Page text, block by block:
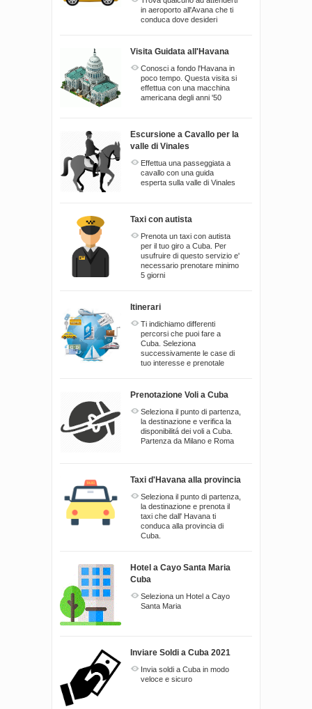
in aeroporto all'Avana che ti
conduca dove desideri
Visita Guidata all'Havana
Conosci a fondo l'Havana in
poco tempo. Questa visita si
effettua con una macchina
americana degli anni '50
Escursione a Cavallo per la
valle di Vinales
Effettua una passeggiata a
cavallo con una guida
esperta sulla valle di Vinales
Taxi con autista
Prenota un taxi con autista
per il tuo giro a Cuba. Per
usufruire di questo servizio e'
necessario prenotare minimo
5 giorni
Itinerari
Ti indichiamo differenti
percorsi che puoi fare a
Cuba. Seleziona
successivamente le case di
tuo interesse e prenotale
Prenotazione Voli a Cuba
Seleziona il punto di partenza,
la destinazione e verifica la
disponibilitá dei voli a Cuba.
Partenza da Milano e Roma
Taxi d'Havana alla provincia
Seleziona il punto di partenza,
la destinazione e prenota il
taxi che dall' Havana ti
conduca alla provincia di
Cuba.
Hotel a Cayo Santa Maria
Cuba
Seleziona un Hotel a Cayo
Santa Maria
Inviare Soldi a Cuba 2021
Invia soldi a Cuba in modo
veloce e sicuro